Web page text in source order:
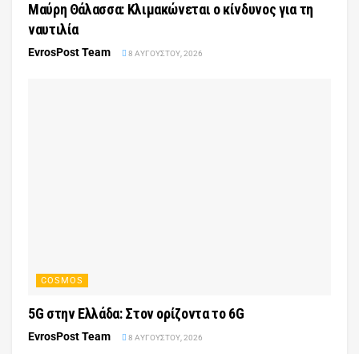
Μαύρη Θάλασσα: Κλιμακώνεται ο κίνδυνος για τη
ναυτιλία
EvrosPost Team 8 ΑΥΓΟΎΣΤΟΥ, 2026
COSMOS
5G στην Ελλάδα: Στον ορίζοντα το 6G
EvrosPost Team 8 ΑΥΓΟΎΣΤΟΥ, 2026